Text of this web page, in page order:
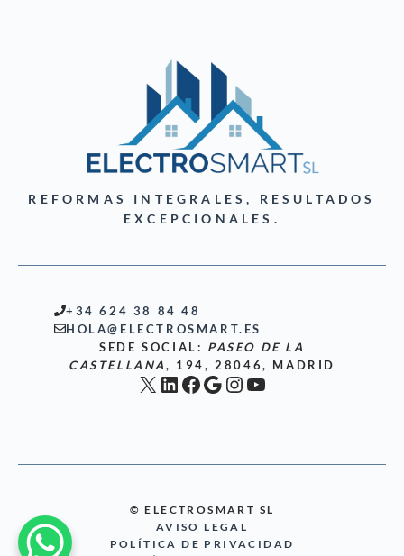
REFORMAS INTEGRALES, RESULTADOS
EXCEPCIONALES.
+34 624 38 84 48
HOLA@ELECTROSMART.ES
SEDE SOCIAL: PASEO DE LA
CASTELLANA, 194, 28046, MADRID
X LinkedIn
Facebook
Google
Instagram
YouTube
© ELECTROSMART SL
AVISO LEGAL
POLÍTICA DE PRIVACIDAD